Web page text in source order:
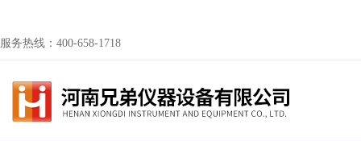
服务热线：400-658-1718